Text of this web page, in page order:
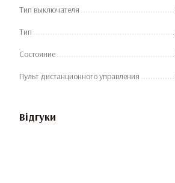
Тип выключателя
Тип
Состояние
Пульт дистанционного управления
Відгуки